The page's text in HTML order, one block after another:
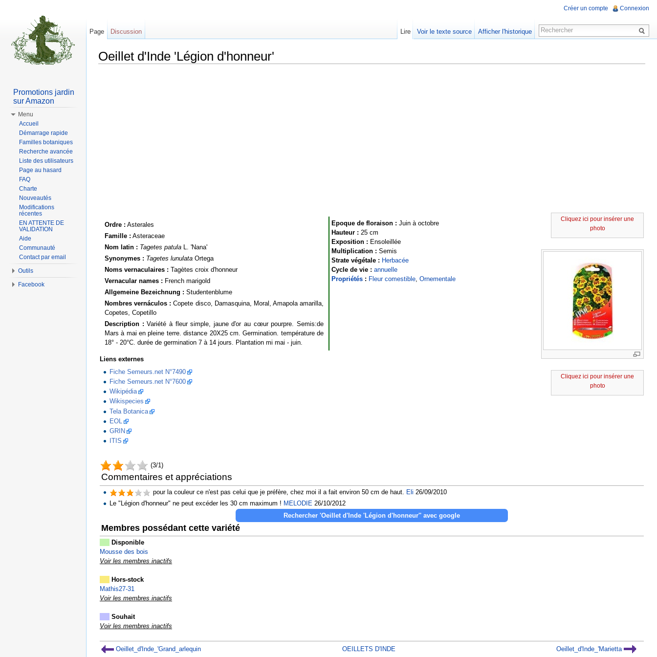
Oeillet d'Inde 'Légion d'honneur'
Cliquez ici pour insérer une
photo
Cliquez ici pour insérer une
photo
Ordre : Asterales
Famille : Asteraceae
Nom latin : Tagetes patula L. 'Nana'
Synonymes : Tagetes lunulata Ortega
Noms vernaculaires : Tagètes croix d'honneur
Vernacular names : French marigold
Allgemeine Bezeichnung : Studentenblume
Nombres vernáculos : Copete disco, Damasquina, Moral, Amapola amarilla,
Copetes, Copetillo
Description : Variété à fleur simple, jaune d'or au cœur pourpre. Semis:de
Mars à mai en pleine terre. distance 20X25 cm. Germination. température de
18° - 20°C. durée de germination 7 à 14 jours. Plantation mi mai - juin.
Epoque de floraison : Juin à octobre
Hauteur : 25 cm
Exposition : Ensoleillée
Multiplication : Semis
Strate végétale : Herbacée
Cycle de vie : annuelle
Propriétés : Fleur comestible, Ornementale
Liens externes
Fiche Semeurs.net N°7490
Fiche Semeurs.net N°7600
Wikipédia
Wikispecies
Tela Botanica
EOL
GRIN
ITIS
(3/1)
Commentaires et appréciations
pour la couleur ce n'est pas celui que je préfère, chez moi il a fait environ 50 cm de haut. Eli 26/09/2010
Le "Légion d'honneur" ne peut excéder les 30 cm maximum ! MELODIE 26/10/2012
Membres possédant cette variété
Disponible
Mousse des bois
Voir les membres inactifs
Hors-stock
Mathis27-31
Voir les membres inactifs
Souhait
Voir les membres inactifs
Oeillet_d'Inde_'Grand_arlequin OEILLETS D'INDE Oeillet_d'Inde_'Marietta
Créer un compte Connexion
Page Discussion Lire Voir le texte source Afficher l'historique
Promotions jardin
sur Amazon
Menu
Accueil
Démarrage rapide
Familles botaniques
Recherche avancée
Liste des utilisateurs
Page au hasard
FAQ
Charte
Nouveautés
Modifications
récentes
EN ATTENTE DE
VALIDATION
Aide
Communauté
Contact par email
Outils
Facebook